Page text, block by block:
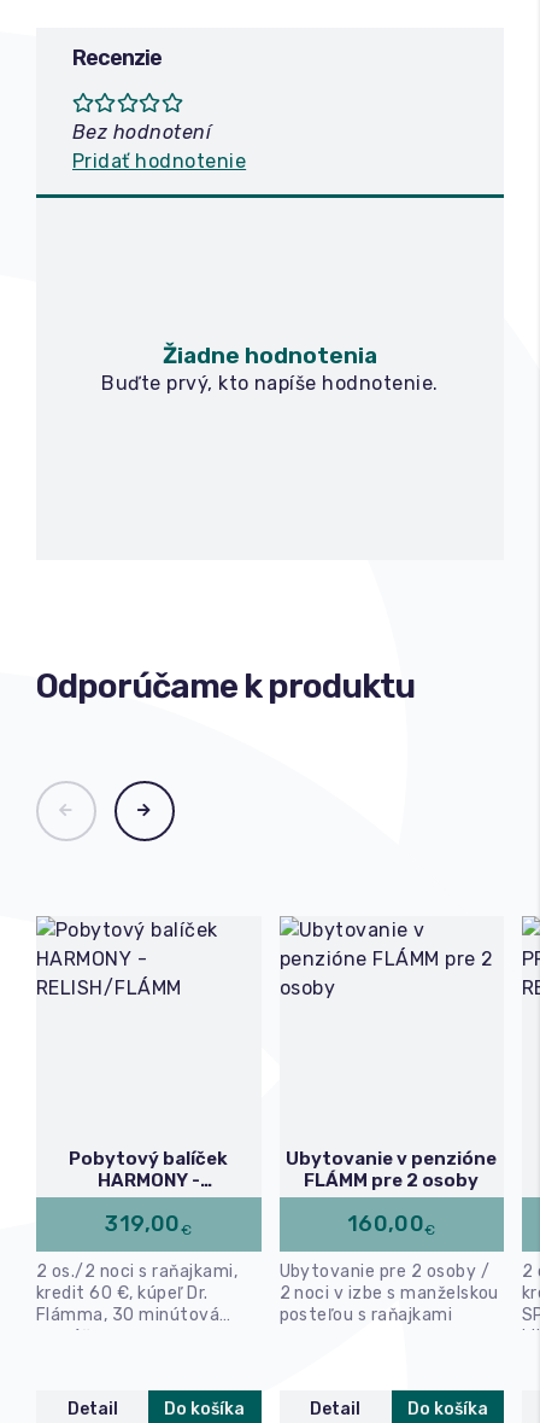
Recenzie
Bez hodnotení
Pridať hodnotenie
Žiadne hodnotenia
Buďte prvý, kto napíše hodnotenie.
Odporúčame k produktu
Pobytový balíček
HARMONY -
RELISH/FLÁMM
319,00€
2 os./2 noci s raňajkami,
kredit 60 €, kúpeľ Dr.
Flámma, 30 minútová
masáž
Detail Do košíka
Ubytovanie v penzióne
FLÁMM pre 2 osoby
160,00€
Ubytovanie pre 2 osoby /
2 noci v izbe s manželskou
posteľou s raňajkami
Detail Do košíka
2